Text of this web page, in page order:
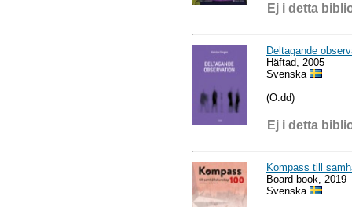
Ej i detta
Deltagande
Häftad, 2005
Svenska
(O:dd)
Ej i detta
Kompass till
Board book, 2019
Svenska